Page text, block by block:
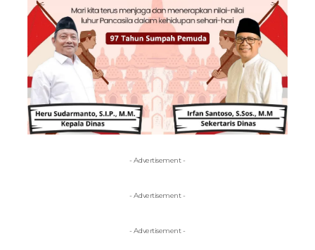
- Advertisement -
- Advertisement -
- Advertisement -